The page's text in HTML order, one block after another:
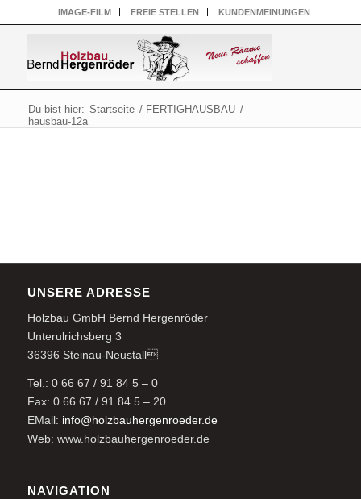
IMAGE-FILM FREIE STELLEN KUNDENMEINUNGEN
Du bist hier: Startseite / FERTIGHAUSBAU /
hausbau-12a
UNSERE ADRESSE
Holzbau GmbH Bernd Hergenröder
Unterulrichsberg 3
36396 Steinau-Neustall
Tel.: 0 66 67 / 91 84 5 – 0
Fax: 0 66 67 / 91 84 5 – 20
EMail: info@holzbauhergenroeder.de
Web: www.holzbauhergenroeder.de
NAVIGATION